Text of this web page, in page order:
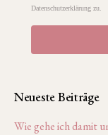
Datenschutzerklärung zu.
Neueste Beiträge
Wie gehe ich damit